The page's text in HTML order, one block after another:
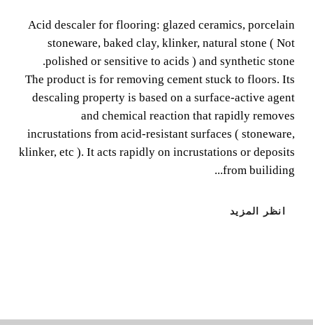
METALS
Acid descaler for flooring: glazed ceramics, porcelain
stoneware, baked clay, klinker, natural stone ( Not
polished or sensitive to acids ) and synthetic stone.
Acid descaler for flooring: glazed ceramics, porcelain
stoneware, baked clay, klinker, natural stone ( Not
polished or sensitive to acids ) and synthetic stone.
The product is for removing cement stuck to floors. Its
descaling property is based on a surface-active agent
and chemical reaction that rapidly removes
incrustations from acid-resistant surfaces ( stoneware,
klinker, etc ). It acts rapidly on incrustations or deposits
from builiding...
انظر المزيد